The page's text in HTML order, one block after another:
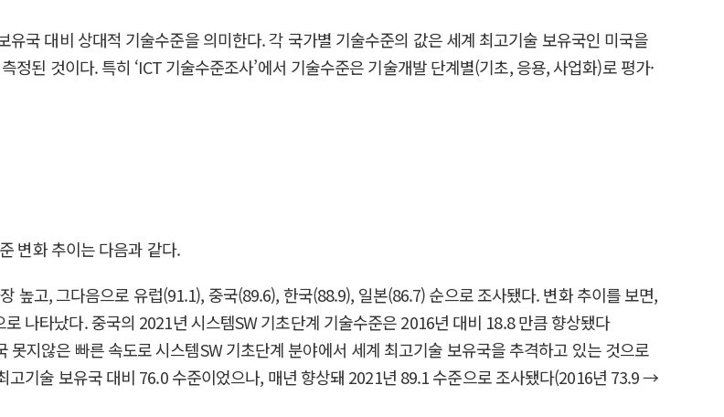
유국 대비 상대적 기술수준을 의미한다. 각 국가별 기술수준의 값은 세계 최고기술 보유국인 미국을
된 것이다. 특히 ‘ICT 기술수준조사’에서 기술수준은 기술개발 단계별(기초, 응용, 사업화)로 평가·
변화 추이는 다음과 같다.
높고, 그다음으로 유럽(91.1), 중국(89.6), 한국(88.9), 일본(86.7) 순으로 조사됐다. 변화 추이를 보면,
나타났다. 중국의 2021년 시스템SW 기초단계 기술수준은 2016년 대비 18.8 만큼 향상됐다
지않은 빠른 속도로 시스템SW 기초단계 분야에서 세계 최고기술 보유국을 추격하고 있는 것으로
기술 보유국 대비 76.0 수준이었으나, 매년 향상돼 2021년 89.1 수준으로 조사됐다(2016년 73.9 →